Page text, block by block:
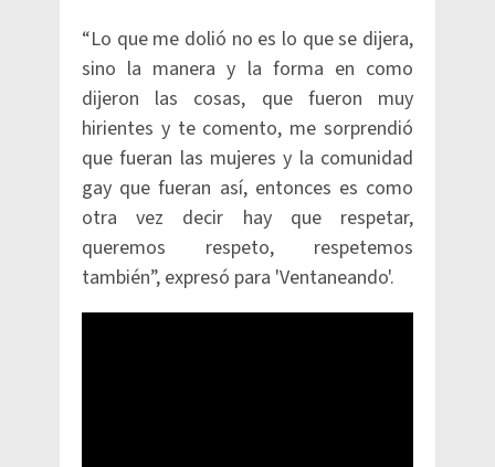
“Lo que me dolió no es lo que se dijera,
sino la manera y la forma en como
dijeron las cosas, que fueron muy
hirientes y te comento, me sorprendió
que fueran las mujeres y la comunidad
gay que fueran así, entonces es como
otra vez decir hay que respetar,
queremos respeto, respetemos
también”, expresó para 'Ventaneando'.​